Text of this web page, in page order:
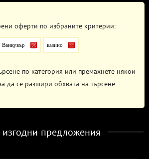
оферти по избраните критерии:
Ванкувър казино
по категория или премахнете някои
да се разшири обхвата на търсене.
изгодни предложения